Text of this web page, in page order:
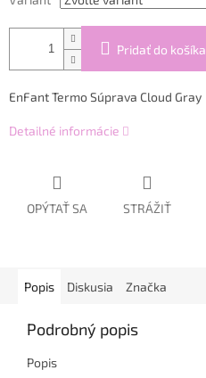
Pridať do košíka
EnFant Termo Súprava Cloud Gray
Detailné informácie
OPÝTAŤ SA STRÁŽIŤ
Popis Diskusia Značka
Podrobný popis
Popis